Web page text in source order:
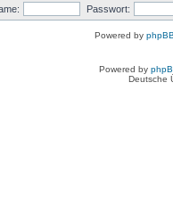
Passwort:
Powered by
Powered by
Deutsche